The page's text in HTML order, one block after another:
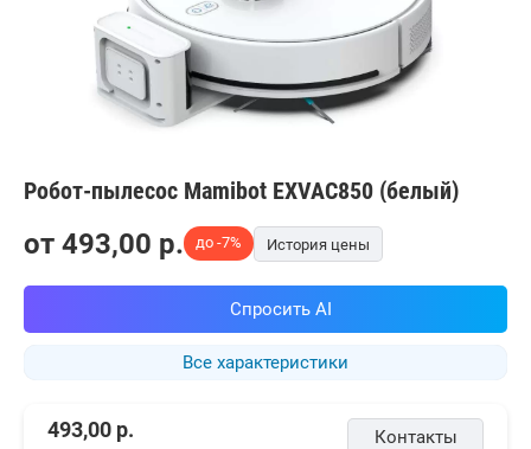
Робот-пылесос Mamibot EXVAC850 (белый)
Все характеристики
от 493,00 p. до -7% История цены
Спросить AI
Контакты
493,00 р.